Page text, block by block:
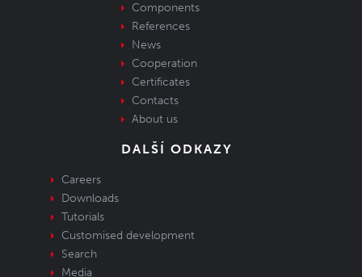
Components
References
News
Cooperation
Certificates
Contacts
About us
DALŠÍ ODKAZY
Careers
Downloads
Tutorials
Customised development
Search
Media